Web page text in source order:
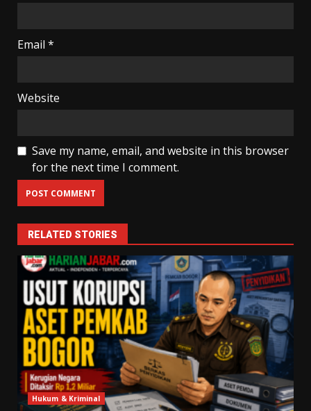
Email *
Website
Save my name, email, and website in this browser
for the next time I comment.
RELATED STORIES
Hukum & Kriminal